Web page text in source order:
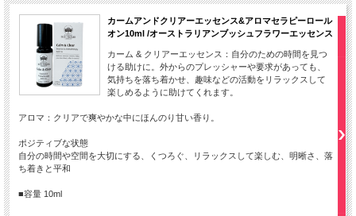
カームアンドクリアーエッセンス&アロマセラピーロール
オン10ml /オーストラリアンブッシュフラワーエッセンス
カーム & クリアーエッセンス：自分のための時間を見つ
ける助けに。外からのプレッシャーや要求があっても、
気持ちを落ち着かせ、趣味などの活動をリラックスして
楽しめるように助けてくれます。
アロマ：クリアで爽やかな中にほんのり甘い香り。
ポジティブな状態
自分の時間や空間を大切にする、くつろぐ、リラックスして楽しむ、明晰さ、落
ち着きと平和
■容量 10ml